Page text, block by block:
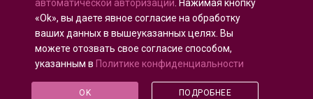
Все права защищены © 2020 - 2025 U-INTOSAI
Цифровой университет для сообщества ИНТОСАИ
Счетная палата Российской Федерации
ФКУ
автоматической авторизации . Нажимая кнопку
«Ok», вы даете явное согласие на обработку
ваших данных в вышеуказанных целях. Вы
можете отозвать свое согласие способом,
указанным в Политике конфиденциальности
OK ПОДРОБНЕЕ